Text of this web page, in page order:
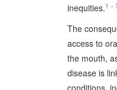
inequities.1 -
The
access to
the mouth,
disease is
conditions,